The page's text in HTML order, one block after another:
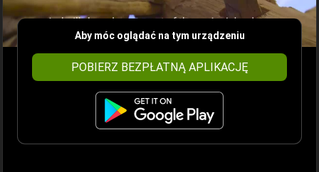
Aby móc oglądać na tym urządzeniu
POBIERZ BEZPŁATNĄ APLIKACJĘ